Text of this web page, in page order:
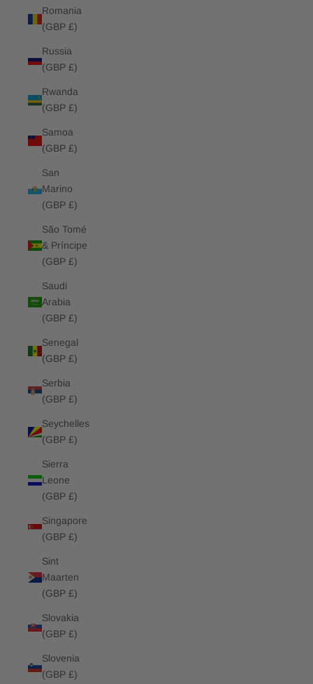
Romania
(GBP £)
Russia
(GBP £)
Rwanda
(GBP £)
Samoa
(GBP £)
San
Marino
(GBP £)
São Tomé
& Príncipe
(GBP £)
Saudi
Arabia
(GBP £)
Senegal
(GBP £)
Serbia
(GBP £)
Seychelles
(GBP £)
Sierra
Leone
(GBP £)
Singapore
(GBP £)
Sint
Maarten
(GBP £)
Slovakia
(GBP £)
Slovenia
(GBP £)